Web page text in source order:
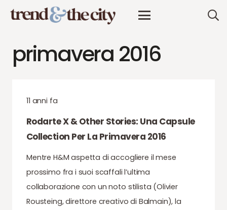
primavera 2016
11 anni fa
Rodarte X & Other Stories: Una Capsule
Collection Per La Primavera 2016
Mentre H&M aspetta di accogliere il mese
prossimo fra i suoi scaffali l’ultima
collaborazione con un noto stilista (Olivier
Rousteing, direttore creativo di Balmain), la